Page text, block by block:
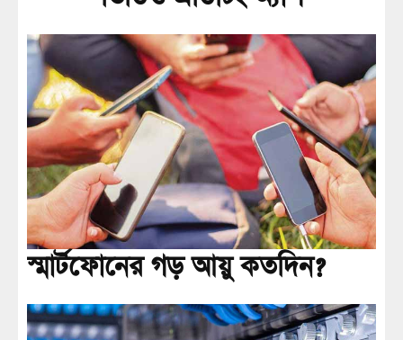
স্মার্টফোনের গড় আয়ু কতদিন?